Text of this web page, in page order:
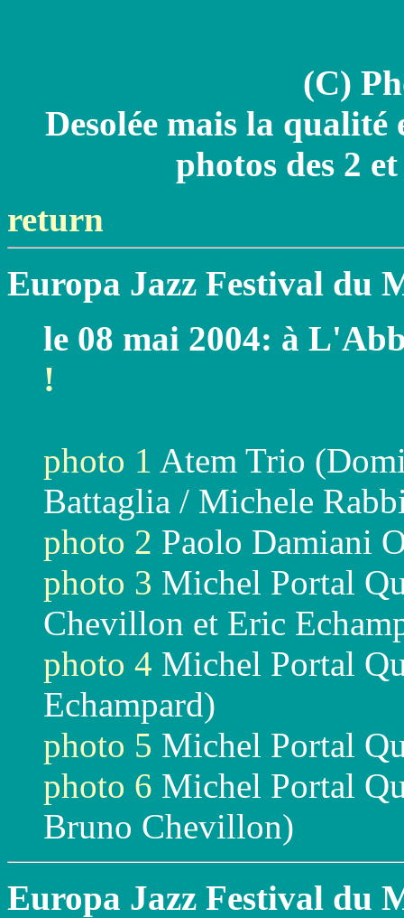
(C)
Desolée mais la
photos des 2
return
Europa Jazz Festival du
le 08 mai 2004: à
!
photo 1 Atem Trio
Battaglia / Michele
photo 2 Paolo Damiani
photo 3 Michel Portal
Chevillon et Eric
photo 4 Michel Portal
Echampard)
photo 5 Michel Portal
photo 6 Michel Portal
Bruno Chevillon)
Europa Jazz Festival du